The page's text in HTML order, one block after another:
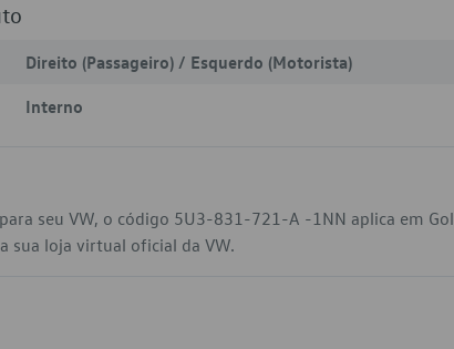
Direito (Passageiro) / Esquerdo (Motorista)
Interno
seu VW, o código 5U3-831-721-A -1NN aplica em Gol
sua loja virtual oficial da VW.